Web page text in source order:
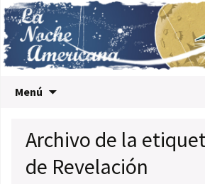
Menú
Archivo de la
de Revelación